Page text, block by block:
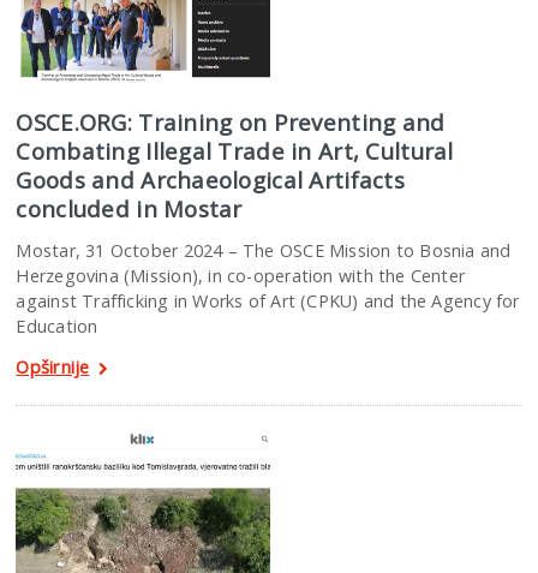
OSCE.ORG: Training on Preventing and
Combating Illegal Trade in Art, Cultural
Goods and Archaeological Artifacts
concluded in Mostar
Mostar, 31 October 2024 – The OSCE Mission to Bosnia and
Herzegovina (Mission), in co-operation with the Center
against Trafficking in Works of Art (CPKU) and the Agency for
Education
Opširnije